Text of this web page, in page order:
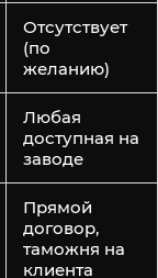
Отсутствует
(по
желанию)
Любая
доступная на
заводе
Прямой
договор,
таможня на
клиента